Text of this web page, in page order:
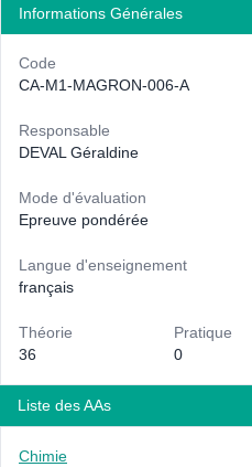
Informations Générales
Code
CA-M1-MAGRON-006-A
Responsable
DEVAL Géraldine
Mode d'évaluation
Epreuve pondérée
Langue d'enseignement
français
Théorie
36
Pratique
0
Liste des AAs
Chimie